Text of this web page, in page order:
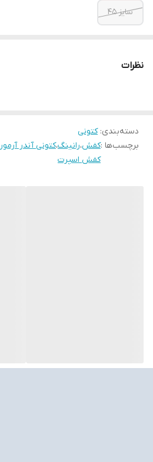
سایز ۴۵
نظرات
دسته‌بندی:کتونی
برچسب‌ها :کفش،رانینگ،کتونی آندر آرمور
کفش اسپرت